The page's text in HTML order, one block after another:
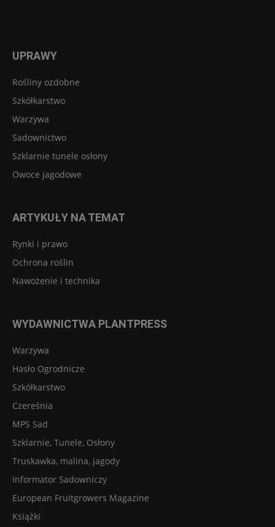
UPRAWY
Rośliny ozdobne
Szkółkarstwo
Warzywa
Sadownictwo
Szklarnie tunele osłony
Owoce jagodowe
ARTYKUŁY NA TEMAT
Rynki i prawo
Ochrona roślin
Nawożenie i technika
WYDAWNICTWA PLANTPRESS
Warzywa
Hasło Ogrodnicze
Szkółkarstwo
Czereśnia
MPS Sad
Szklarnie, Tunele, Osłony
Truskawka, malina, jagody
Informator Sadowniczy
European Fruitgrowers Magazine
Książki